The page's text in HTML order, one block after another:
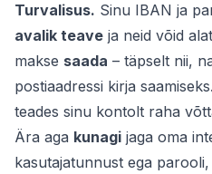
Turvalisus. Sinu IBAN ja
avalik teave ja neid võid
makse saada – täpselt nii,
postiaadressi kirja
teades sinu kontolt raha
Ära aga kunagi jaga oma
kasutajatunnust ega